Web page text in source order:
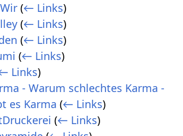
(← Links)
(← Links)
(← Links)
(← Links)
Links)
- Warum schlechtes Karma -
es Karma (← Links)
(← Links)